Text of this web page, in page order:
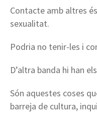
Contacte amb altres
sexualitat.
Podria no tenir-les i
D’altra banda hi han
Són aquestes coses
barreja de cultura,